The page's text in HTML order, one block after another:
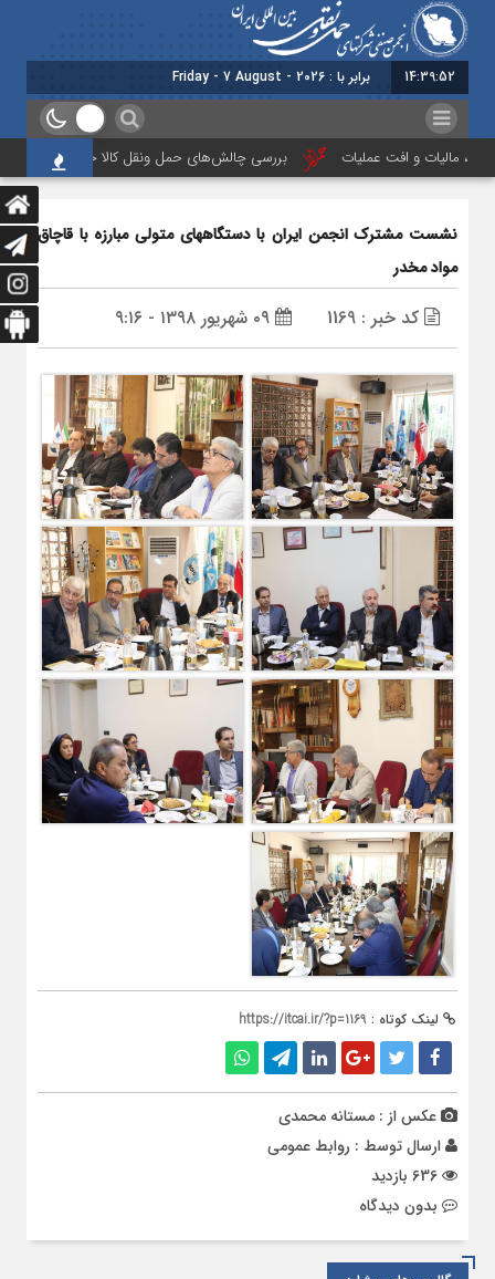
14:39:52 برابر با : Friday - 7 August - 2026
مالیات و افت عملیات بررسی چالش‌های حمل ونقل کالا حوزه‌های ریلی،
نشست مشترک انجمن ایران با دستگاههای متولی مبارزه با قاچاق
مواد مخدر
کد خبر : 1169
لینک کوتاه : https://itcai.ir/?p=1169
عکس از : مستانه محمدی
ارسال توسط : روابط عمومی
بدون دیدگاه